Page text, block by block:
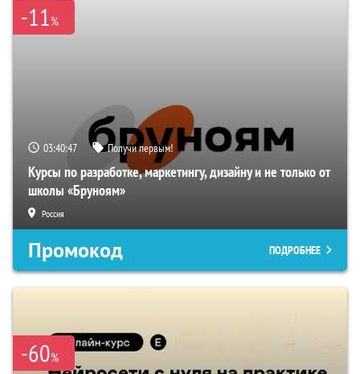
-11%
03:40:46 Получи первым!
Курсы по разработке, маркетингу, дизайну и не только от
школы «Бруноям»
Россия
Промокод ПОДРОБНЕЕ
-60%